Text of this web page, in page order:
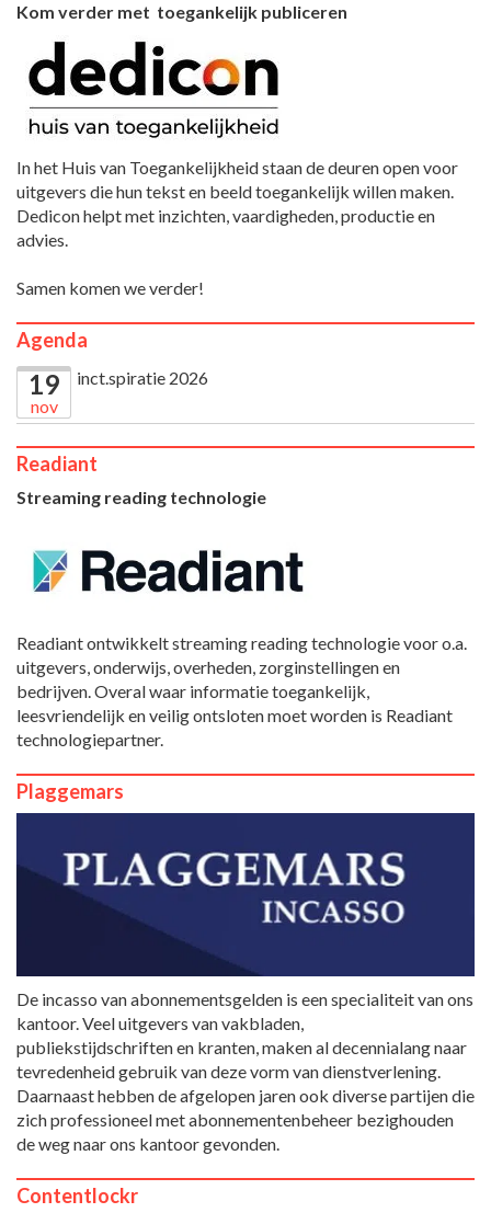
Kom verder met toegankelijk publiceren
In het Huis van Toegankelijkheid staan de deuren open voor
uitgevers die hun tekst en beeld toegankelijk willen maken.
Dedicon helpt met inzichten, vaardigheden, productie en
advies.
Samen komen we verder!
Agenda
19
nov
inct.spiratie 2026
Readiant
Streaming reading technologie
Readiant ontwikkelt streaming reading technologie voor o.a.
uitgevers, onderwijs, overheden, zorginstellingen en
bedrijven. Overal waar informatie toegankelijk,
leesvriendelijk en veilig ontsloten moet worden is Readiant
technologiepartner.
Plaggemars
De incasso van abonnementsgelden is een specialiteit van ons
kantoor. Veel uitgevers van vakbladen,
publiekstijdschriften en kranten, maken al decennialang naar
tevredenheid gebruik van deze vorm van dienstverlening.
Daarnaast hebben de afgelopen jaren ook diverse partijen die
zich professioneel met abonnementenbeheer bezighouden
de weg naar ons kantoor gevonden.
Contentlockr